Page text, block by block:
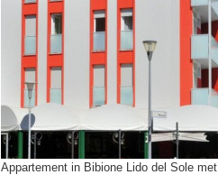
Appartement in Bibione Lido del Sole